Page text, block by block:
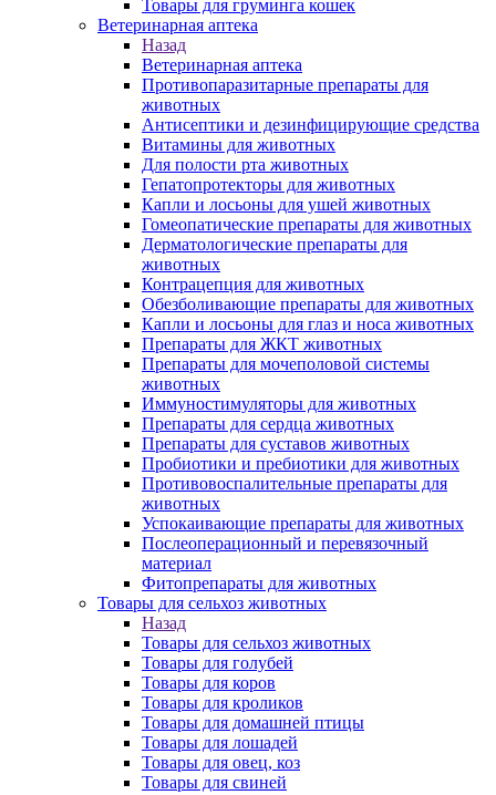
Товары для груминга кошек
Ветеринарная аптека
Назад
Ветеринарная аптека
Противопаразитарные препараты для
животных
Антисептики и дезинфицирующие средства
Витамины для животных
Для полости рта животных
Гепатопротекторы для животных
Капли и лосьоны для ушей животных
Гомеопатические препараты для животных
Дерматологические препараты для
животных
Контрацепция для животных
Обезболивающие препараты для животных
Капли и лосьоны для глаз и носа животных
Препараты для ЖКТ животных
Препараты для мочеполовой системы
животных
Иммуностимуляторы для животных
Препараты для сердца животных
Препараты для суставов животных
Пробиотики и пребиотики для животных
Противовоспалительные препараты для
животных
Успокаивающие препараты для животных
Послеоперационный и перевязочный
материал
Фитопрепараты для животных
Товары для сельхоз животных
Назад
Товары для сельхоз животных
Товары для голубей
Товары для коров
Товары для кроликов
Товары для домашней птицы
Товары для лошадей
Товары для овец, коз
Товары для свиней